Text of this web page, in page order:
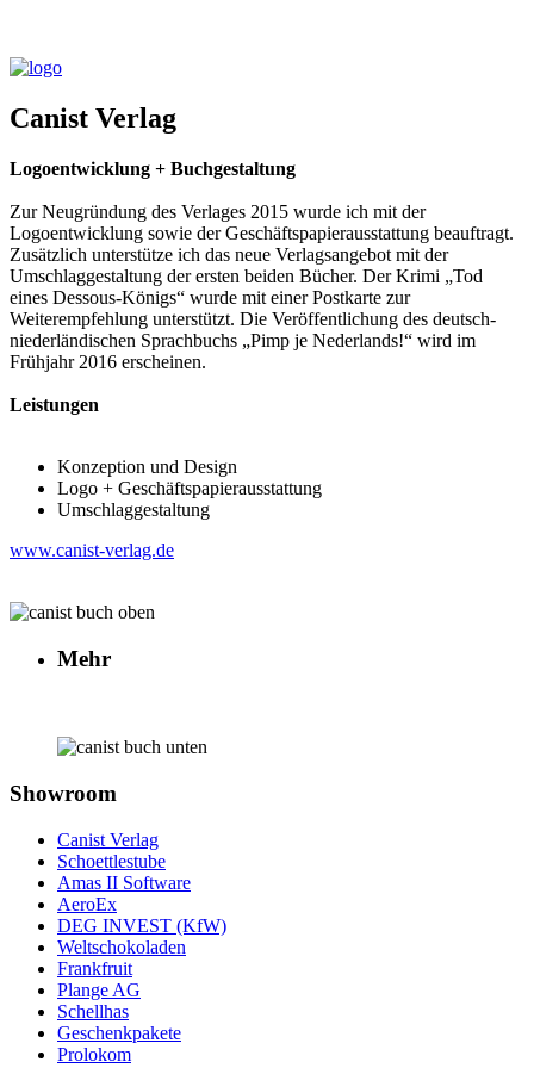
Canist Verlag
Logoentwicklung + Buchgestaltung
Zur Neugründung des Verlages 2015 wurde ich mit der
Logoentwicklung sowie der Geschäftspapierausstattung beauftragt.
Zusätzlich unterstütze ich das neue Verlagsangebot mit der
Umschlaggestaltung der ersten beiden Bücher. Der Krimi „Tod
eines Dessous-Königs“ wurde mit einer Postkarte zur
Weiterempfehlung unterstützt. Die Veröffentlichung des deutsch-
niederländischen Sprachbuchs „Pimp je Nederlands!“ wird im
Frühjahr 2016 erscheinen.
Leistungen
Konzeption und Design
Logo + Geschäftspapierausstattung
Umschlaggestaltung
www.canist-verlag.de
Mehr
Showroom
Canist Verlag
Schoettlestube
Amas II Software
AeroEx
DEG INVEST (KfW)
Weltschokoladen
Frankfruit
Plange AG
Schellhas
Geschenkpakete
Prolokom